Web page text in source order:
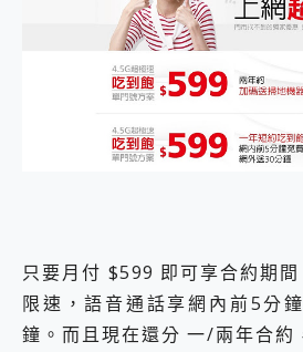
只要月付 $599 即可享合約期
限速，語音通話享網內前5分
鐘。而且現在還分 一/兩年合約